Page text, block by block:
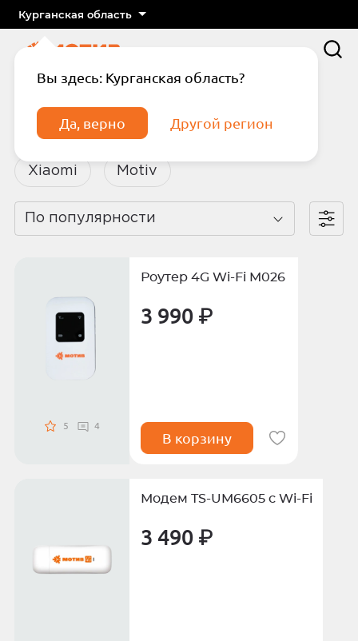
Курганская область
Вы здесь: Курганская область?
Да, верно Другой регион
Модемы и роутеры
Xiaomi Motiv
По популярности
5 4
Роутер 4G Wi-Fi M026
3 990 ₽
В корзину
Модем TS-UM6605 с Wi-Fi
3 490 ₽
Отправить код еще раз через